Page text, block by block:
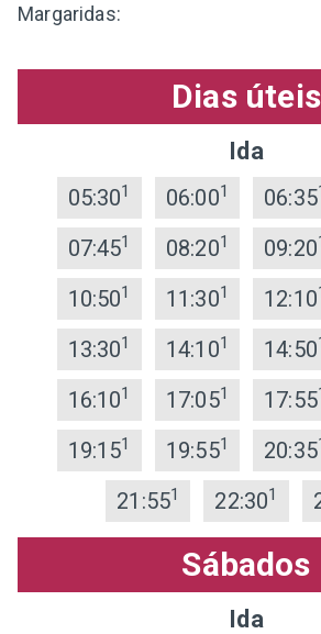
Margaridas:
Dias úteis
Ida
05:301 06:001 06:35
07:451 08:201 09:20
10:501 11:301 12:10
13:301 14:101 14:50
16:101 17:051 17:55
19:151 19:551 20:35
21:551 22:301
Sábados
Ida